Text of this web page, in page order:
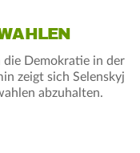
Demokratie in der
zeigt sich Selenskyj
abzuhalten.